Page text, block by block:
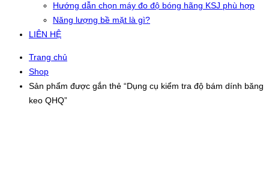
Hướng dẫn chọn máy đo độ bóng hãng KSJ phù hợp
Năng lượng bề mặt là gì?
LIÊN HỆ
Trang chủ
Shop
Sản phẩm được gắn thẻ “Dụng cụ kiểm tra độ bám dính băng
keo QHQ”